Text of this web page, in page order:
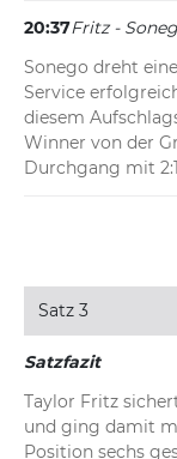
20:37Fritz -
Sonego dreht
Service
diesem
Winner von der
Durchgang mit
Fritz umgehend
sicher durch.
Amerikaner
Satz unter
20:31Fritz -
Satz 3
Satzfazit
Taylor Fritz
und ging damit
Position sechs